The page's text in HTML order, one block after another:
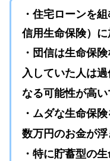
・住宅ローンを
信用生命保険）に
・団信は生命保
入していた人は
なる可能性が高い
・ムダな生命保
数万円のお金が浮
・特に貯蓄型の